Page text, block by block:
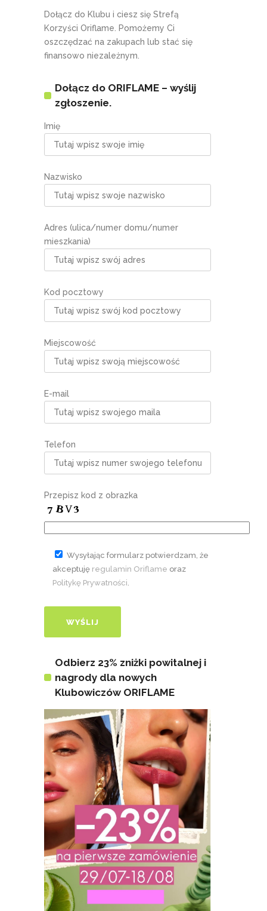
Dołącz do Klubu i ciesz się Strefą
Korzyści Oriflame. Pomożemy Ci
oszczędzać na zakupach lub stać się
finansowo niezależnym.
Dołącz do ORIFLAME – wyślij
zgłoszenie.
Imię
Nazwisko
Adres (ulica/numer domu/numer
mieszkania)
Kod pocztowy
Miejscowość
E-mail
Telefon
Przepisz kod z obrazka
Wysyłając formularz potwierdzam, że
akceptuję regulamin Oriflame oraz
Politykę Prywatności
Odbierz 23% zniżki powitalnej i
nagrody dla nowych
Klubowiczów ORIFLAME